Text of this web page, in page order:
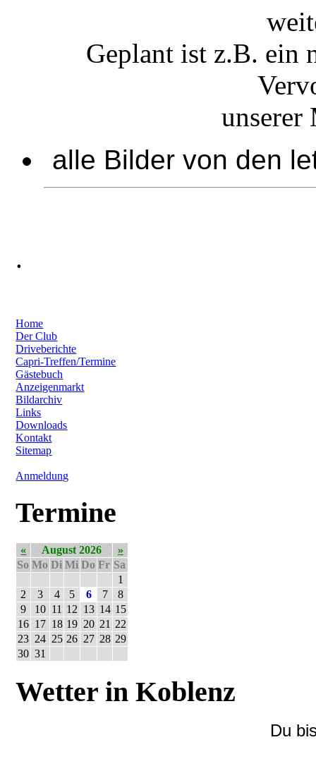
Geplant ist z.B. ein
unserer
alle Bilder von den
.
Home
Der Club
Driveberichte
Capri-Treffen/Termine
Gästebuch
Anzeigenmarkt
Bildarchiv
Links
Downloads
Kontakt
Sitemap
Anmeldung
Termine
« August 2026
»
So Mo Di Mi Do Fr Sa
1
2
3 4 5 6 7
8
9
10 11 12 13 14 15
16 17 18 19 20 21 22
23 24 25 26 27 28 29
30 31
Wetter in Koblenz
Du